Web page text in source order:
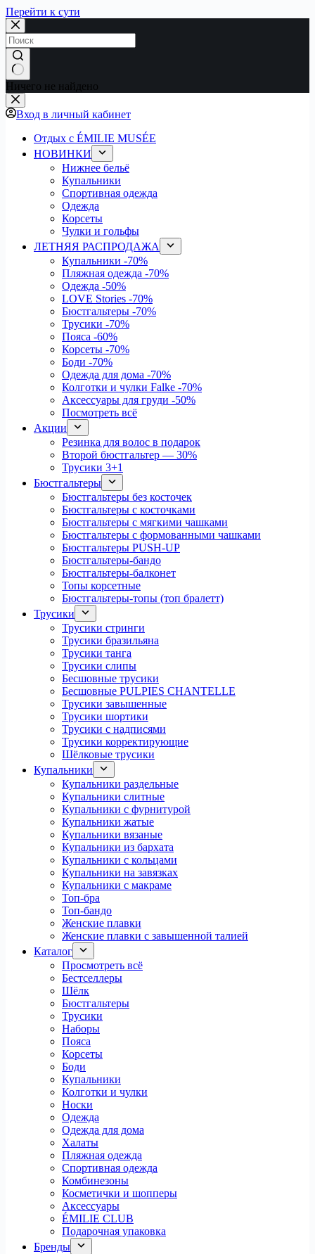
Перейти к сути
Ничего не найдено
Вход в личный кабинет
Отдых с ÉMILIE MUSÉE
НОВИНКИ
Нижнее бельё
Купальники
Спортивная одежда
Одежда
Корсеты
Чулки и гольфы
ЛЕТНЯЯ РАСПРОДАЖА
Купальники -70%
Пляжная одежда -70%
Одежда -50%
LOVE Stories -70%
Бюстгальтеры -70%
Трусики -70%
Пояса -60%
Корсеты -70%
Боди -70%
Одежда для дома -70%
Колготки и чулки Falke -70%
Аксессуары для груди -50%
Посмотреть всё
Акции
Резинка для волос в подарок
Второй бюстгальтер — 30%
Трусики 3+1
Бюстгальтеры
Бюстгальтеры без косточек
Бюстгальтеры с косточками
Бюстгальтеры с мягкими чашками
Бюстгальтеры с формованными чашками
Бюстгальтеры PUSH-UP
Бюстгальтеры-бандо
Бюстгальтеры-балконет
Топы корсетные
Бюстгальтеры-топы (топ бралетт)
Трусики
Трусики стринги
Трусики бразильяна
Трусики танга
Трусики слипы
Бесшовные трусики
Бесшовные PULPIES CHANTELLE
Трусики завышенные
Трусики шортики
Трусики с надписями
Трусики корректирующие
Шёлковые трусики
Купальники
Купальники раздельные
Купальники слитные
Купальники с фурнитурой
Купальники жатые
Купальники вязаные
Купальники из бархата
Купальники с кольцами
Купальники на завязках
Купальники с макраме
Топ-бра
Топ-бандо
Женские плавки
Женские плавки с завышенной талией
Каталог
Просмотреть всё
Бестселлеры
Шёлк
Бюстгальтеры
Трусики
Наборы
Пояса
Корсеты
Боди
Купальники
Колготки и чулки
Носки
Одежда
Одежда для дома
Халаты
Пляжная одежда
Спортивная одежда
Комбинезоны
Косметички и шопперы
Аксессуары
ÉMILIE CLUB
Подарочная упаковка
Бренды